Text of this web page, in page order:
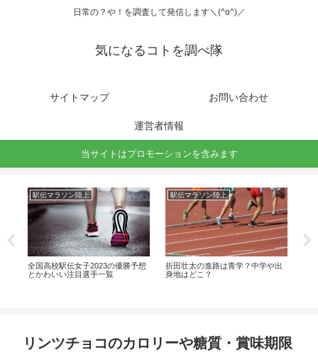
日常の？や！を調査して発信します＼(^o^)／
気になるコトを調べ隊
サイトマップ お問い合わせ
運営者情報
当サイトはプロモーションを含みます
駅伝マラソン陸上
全国高校駅伝女子2023の優勝予想
とかわいい注目選手一覧
駅伝マラソン陸上
折田壮太の進路は青学？中学や出
身地はどこ？
リンツチョコのカロリーや糖質・賞味期限